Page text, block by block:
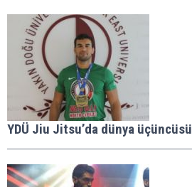
YDÜ Jiu Jitsu’da dünya üçüncüsü